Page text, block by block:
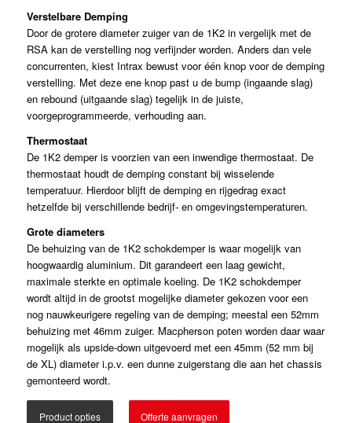
Verstelbare Demping
Door de grotere diameter zuiger van de 1K2 in vergelijk met de
RSA kan de verstelling nog verfijnder worden. Anders dan vele
concurrenten, kiest Intrax bewust voor één knop voor de demping
verstelling. Met deze ene knop past u de bump (ingaande slag)
en rebound (uitgaande slag) tegelijk in de juiste,
voorgeprogrammeerde, verhouding aan.
Thermostaat
De 1K2 demper is voorzien van een inwendige thermostaat. De
thermostaat houdt de demping constant bij wisselende
temperatuur. Hierdoor blijft de demping en rijgedrag exact
hetzelfde bij verschillende bedrijf- en omgevingstemperaturen.
Grote diameters
De behuizing van de 1K2 schokdemper is waar mogelijk van
hoogwaardig aluminium. Dit garandeert een laag gewicht,
maximale sterkte en optimale koeling. De 1K2 schokdemper
wordt altijd in de grootst mogelijke diameter gekozen voor een
nog nauwkeurigere regeling van de demping; meestal een 52mm
behuizing met 46mm zuiger. Macpherson poten worden daar waar
mogelijk als upside-down uitgevoerd met een 45mm (52 mm bij
de XL) diameter i.p.v. een dunne zuigerstang die aan het chassis
gemonteerd wordt.
Product opties Offerte aanvragen